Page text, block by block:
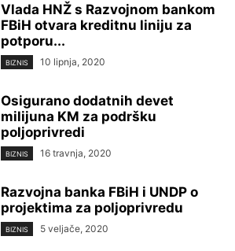
Vlada HNŽ s Razvojnom bankom
FBiH otvara kreditnu liniju za
potporu...
BIZNIS 10 lipnja, 2020
Osigurano dodatnih devet
milijuna KM za podršku
poljoprivredi
BIZNIS 16 travnja, 2020
Razvojna banka FBiH i UNDP o
projektima za poljoprivredu
BIZNIS 5 veljače, 2020